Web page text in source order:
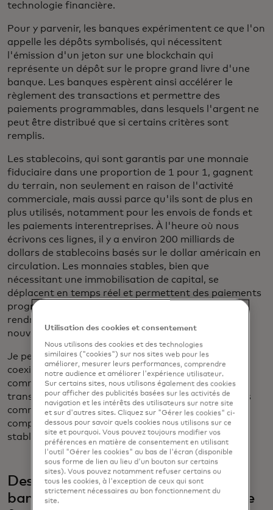
technologie financière.
Pour y parvenir, les banques expérimentent ce que l'on
appelle les dépôts symbolisés, qui nécessitent
l'émission d'un jeton sur une blockchain qui
représente un dépôt sur le propre grand livre d'une
banque. Les banques espèrent ainsi accélérer le
règlement des transactions et permettre des
paiements programmables, dans lesquels l'argent ne
peut être distribué que si certains critères sont
remplis.
Les stablecoins, qui sont garantis par une monnaie
fiduciaire dans une proportion de 1 pour 1, gagnent
du terrain, non seulement en raison de l'activité
commerciale, mais aussi parce qu'ils sont de plus en
plus utilisés, notamment pour les envois de fonds et
les paiements interentreprises. À l'heure où nous
écrivons ces lignes, il y a environ 200 milliards de
dollars de stablecoins basés sur le dollar américain en
circulation. Les monnaies stables, bien que
nécessitant une immobilisation de capital, se
déplacent en temps réel et permettent des paiements
programmables. Un cadre réglementaire plus clair
rendra les stablecoins plus sûrs et attirera de
nouveaux participants et émetteurs.
Je pense que nous évoluerons vers un monde où
coexisteront à la fois les dépôts bancaires
commerciaux tokenisés et les stablecoins, où les
transactions telles que les achats d'actifs tokenisés
commenceront par de l'argent tokenisé sur des
comptes bancaires et seront réglées par le biais de
stablecoins.
Des règles plus claires donnent aux
banques et aux autres institutions le
Utilisation des cookies et consentement
Nous utilisons des cookies et des technologies
similaires ("cookies") sur nos sites web pour les
améliorer, mesurer leurs performances, comprendre
notre audience et améliorer l'expérience utilisateur.
Sur certains sites, nous utilisons également des cookies
pour afficher des publicités basées sur les activités de
navigation et les intérêts des utilisateurs sur notre site
et sur d'autres sites. Cliquez sur "Gérer les cookies" ci-
dessous pour savoir quels cookies nous utilisons sur ce
site et pourquoi. Vous pouvez toujours modifier vos
préférences en matière de consentement en utilisant
l'outil "Gérer les cookies" au bas de l'écran (disponible
sous forme de lien au lieu d'un bouton sur certains
sites). Vous pouvez notamment refuser certains ou
tous les cookies, à l'exception de ceux qui sont
strictement nécessaires au bon fonctionnement du
site.